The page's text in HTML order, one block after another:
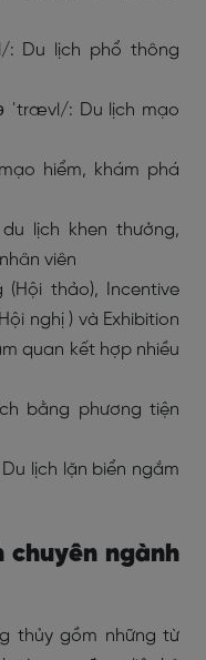
: Du lịch phổ thông
ˈtrævl/: Du lịch mạo
hiểm, khám phá
lịch khen thưởng,
viên
thảo), Incentive
nghị ) và Exhibition
quan kết hợp nhiều
bằng phương tiện
Du lịch lặn biển ngắm
chuyên ngành
thủy gồm những từ